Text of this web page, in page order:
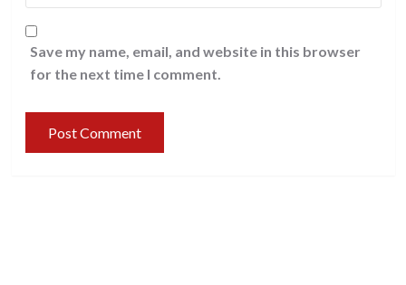
Save my name, email, and website in this browser
for the next time I comment.